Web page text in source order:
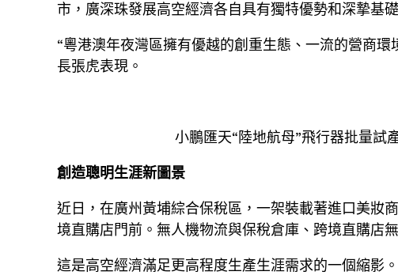
市，廣深珠發展高空經濟各自具有獨特優勢和深摯基
“粵港澳年夜灣區擁有優越的創重生態、一流的營商
長張虎表現。
小鵬匯天“陸地航母”飛行器批量試
創造聰明生涯新圖景
近日，在廣州黃埔綜合保稅區，一架裝載著進口美妝
境直購店門前。無人機物流與保稅倉庫、跨境直購店
這是高空經濟滿足更高程度生產生涯需求的一個縮影